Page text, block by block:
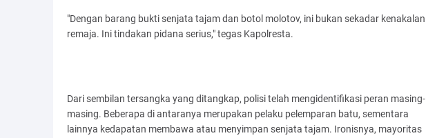
"Dengan barang bukti senjata tajam dan botol molotov, ini bukan sekadar kenakalan
remaja. Ini tindakan pidana serius," tegas Kapolresta.
Dari sembilan tersangka yang ditangkap, polisi telah mengidentifikasi peran masing-
masing. Beberapa di antaranya merupakan pelaku pelemparan batu, sementara
lainnya kedapatan membawa atau menyimpan senjata tajam. Ironisnya, mayoritas